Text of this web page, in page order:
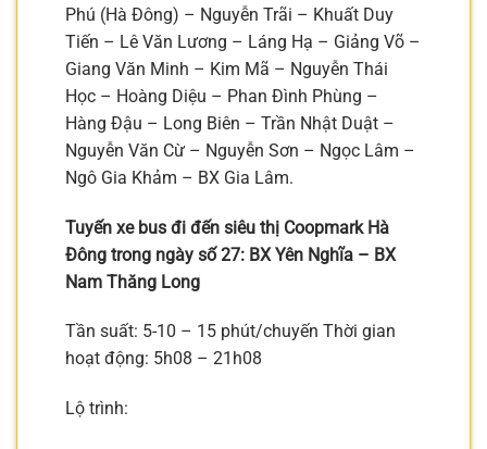
Phú (Hà Đông) – Nguyễn Trãi – Khuất Duy
Tiến – Lê Văn Lương – Láng Hạ – Giảng Võ –
Giang Văn Minh – Kim Mã – Nguyễn Thái
Học – Hoàng Diệu – Phan Đình Phùng –
Hàng Đậu – Long Biên – Trần Nhật Duật –
Nguyễn Văn Cừ – Nguyễn Sơn – Ngọc Lâm –
Ngô Gia Khảm – BX Gia Lâm.
Tuyến xe bus đi đến siêu thị Coopmark Hà
Đông trong ngày số 27: BX Yên Nghĩa – BX
Nam Thăng Long
Tần suất: 5-10 – 15 phút/chuyến Thời gian
hoạt động: 5h08 – 21h08
Lộ trình: